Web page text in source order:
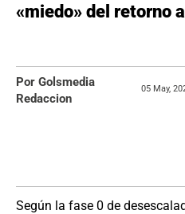
«miedo» del retorno
Según la fase 0 de
Por Golsmedia
Redaccion
05 May,